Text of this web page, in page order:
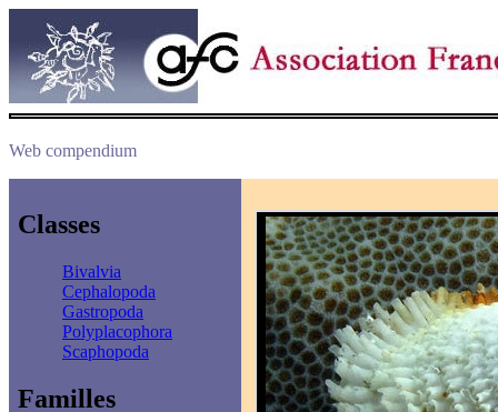
Web compendium
Classes
Bivalvia
Cephalopoda
Gastropoda
Polyplacophora
Scaphopoda
Familles